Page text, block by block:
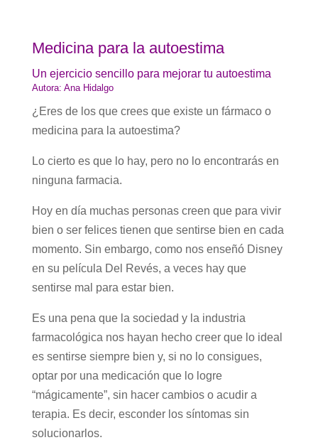
Medicina para la autoestima
Un ejercicio sencillo para mejorar tu autoestima
Autora: Ana Hidalgo
¿Eres de los que crees que existe un fármaco o
medicina para la autoestima?
Lo cierto es que lo hay, pero no lo encontrarás en
ninguna farmacia.
Hoy en día muchas personas creen que para vivir
bien o ser felices tienen que sentirse bien en cada
momento. Sin embargo, como nos enseñó Disney
en su película Del Revés, a veces hay que
sentirse mal para estar bien.
Es una pena que la sociedad y la industria
farmacológica nos hayan hecho creer que lo ideal
es sentirse siempre bien y, si no lo consigues,
optar por una medicación que lo logre
“mágicamente”, sin hacer cambios o acudir a
terapia. Es decir, esconder los síntomas sin
solucionarlos.